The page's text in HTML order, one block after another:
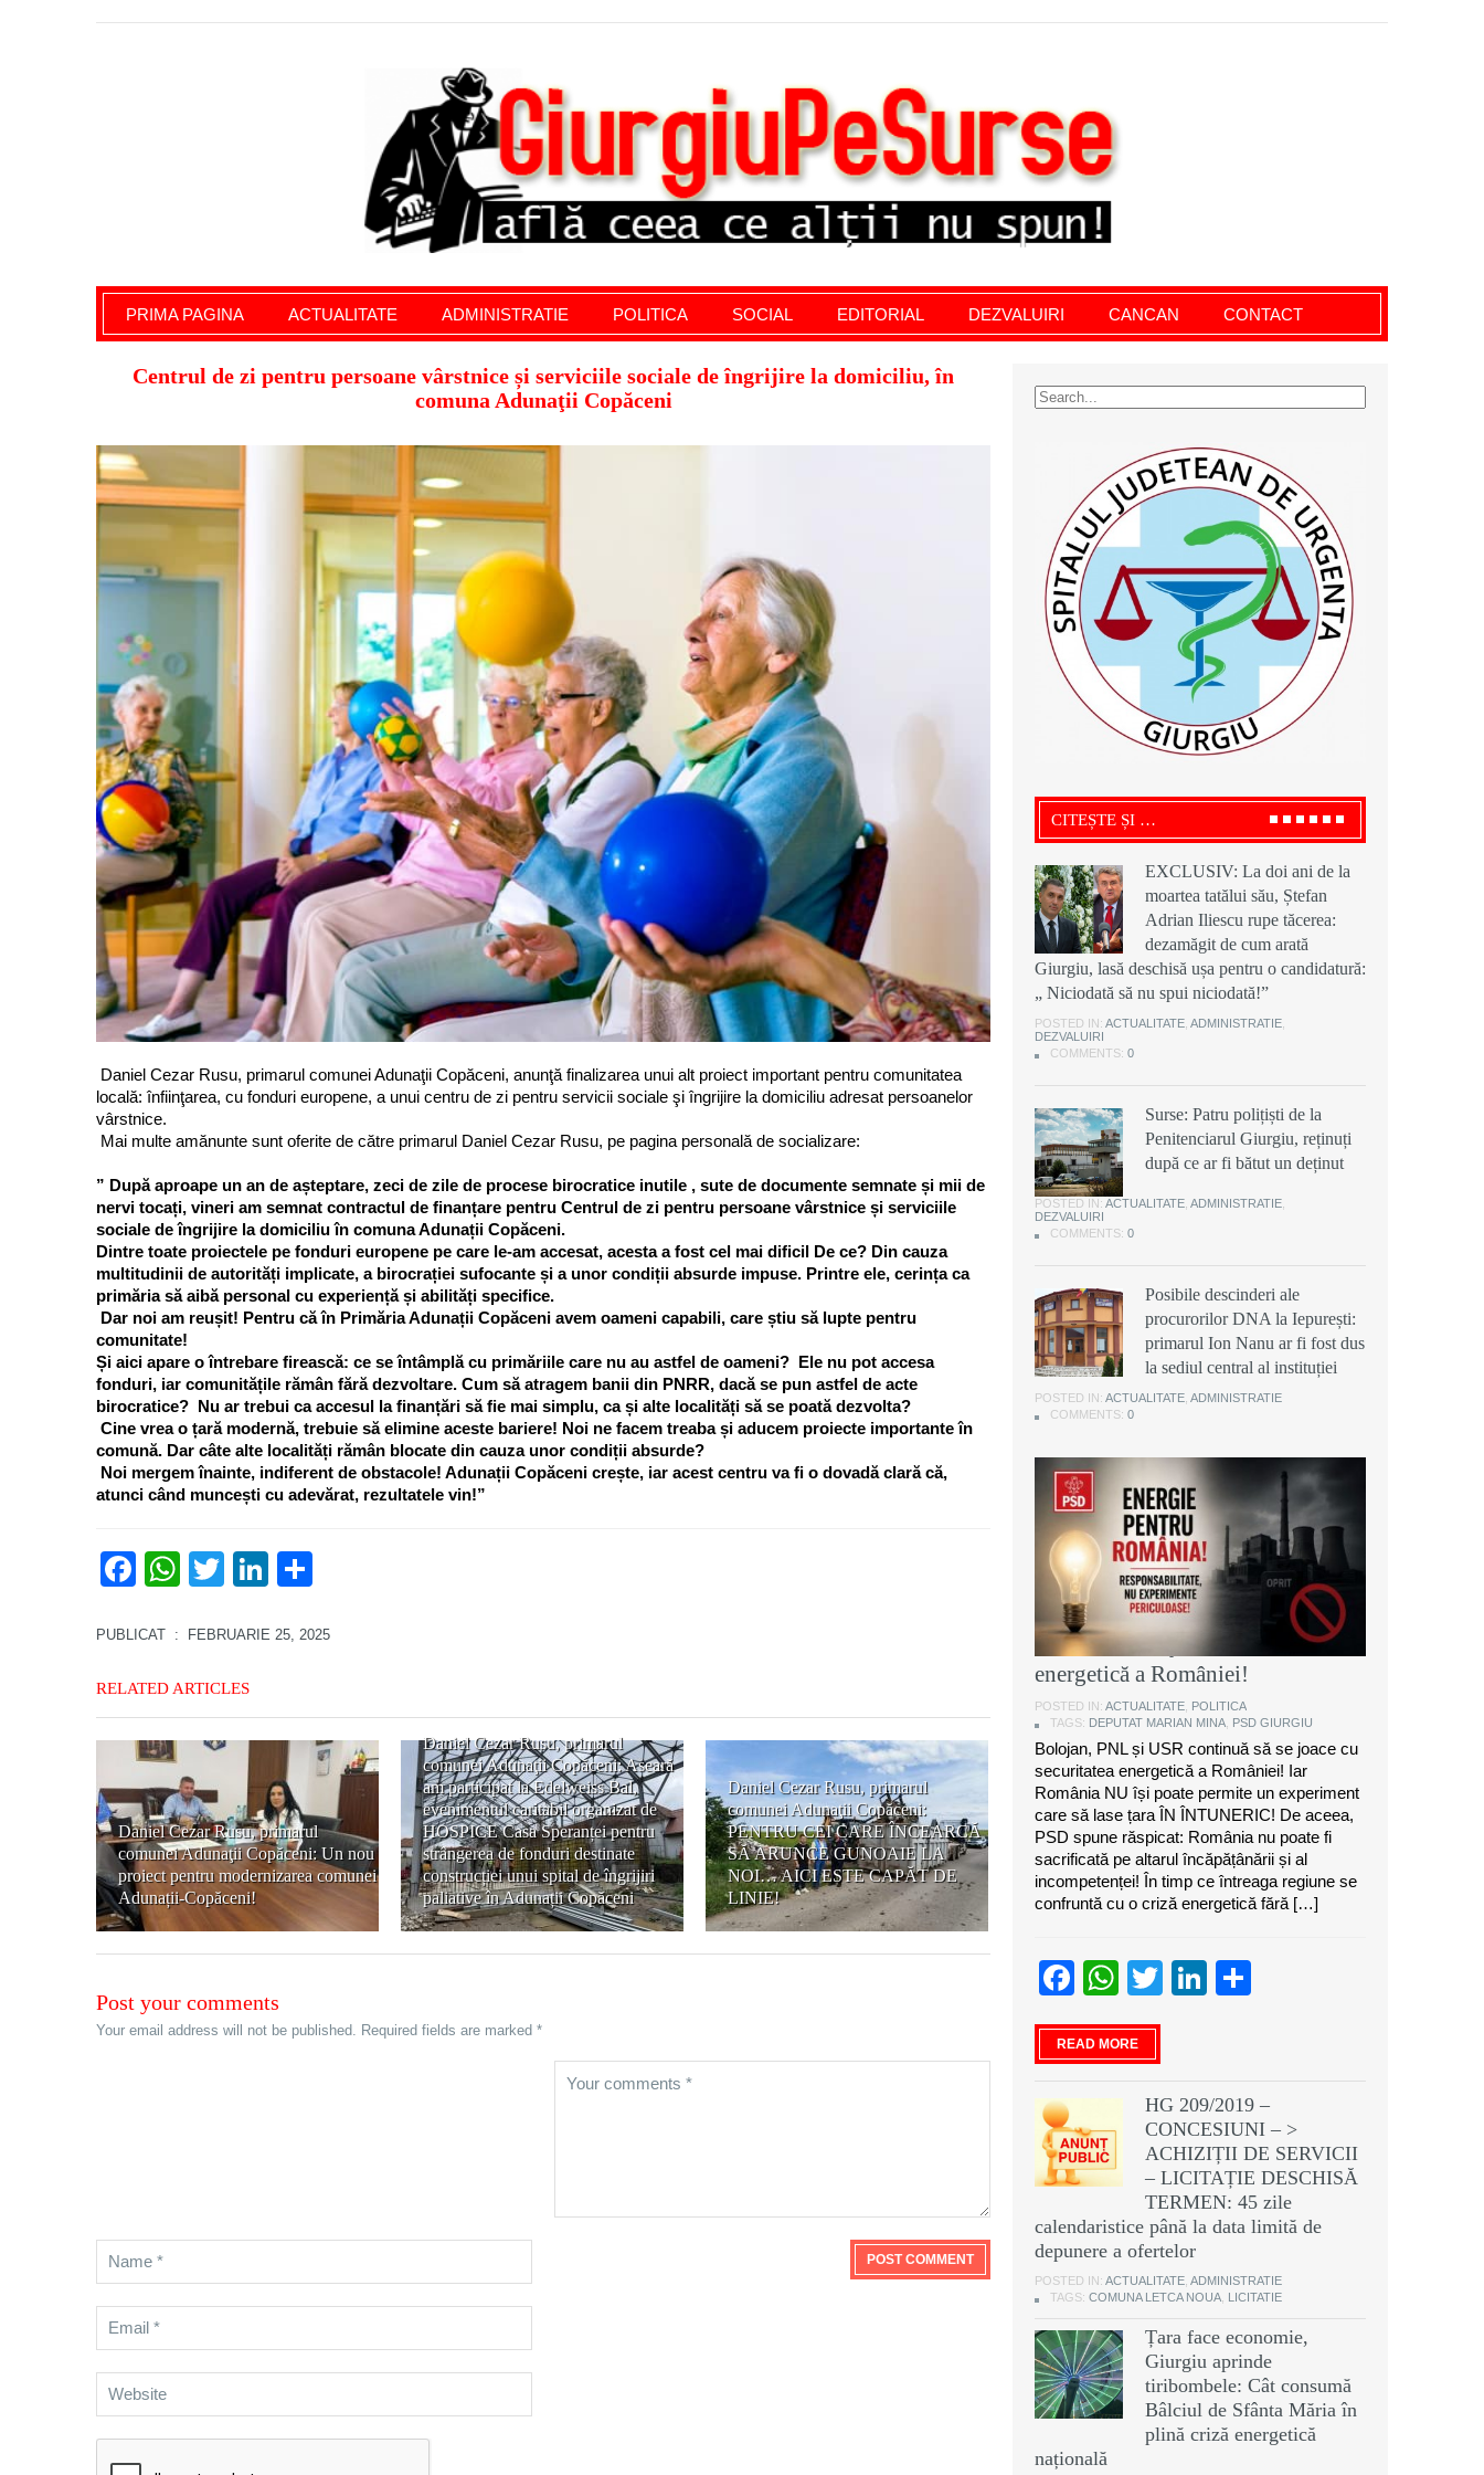
Giurgiu Pe Surse – actualitate giurgiu, administratie giurgiu, stiri politice, social economic, editoriale giurgiu, dezvaluiri, soc, cancan, stiri locale
PRIMA PAGINA ACTUALITATE ADMINISTRATIE POLITICA SOCIAL EDITORIAL DEZVALUIRI CANCAN CONTACT
Centrul de zi pentru persoane vârstnice și serviciile sociale de îngrijire la domiciliu, în
comuna Adunaţii Copăceni
Daniel Cezar Rusu, primarul comunei Adunaţii Copăceni, anunţă finalizarea unui alt proiect important pentru comunitatea
locală: înfiinţarea, cu fonduri europene, a unui centru de zi pentru servicii sociale şi îngrijire la domiciliu adresat persoanelor
vârstnice.
Mai multe amănunte sunt oferite de către primarul Daniel Cezar Rusu, pe pagina personală de socializare:
” După aproape un an de așteptare, zeci de zile de procese birocratice inutile , sute de documente semnate și mii de
nervi tocați, vineri am semnat contractul de finanțare pentru Centrul de zi pentru persoane vârstnice și serviciile
sociale de îngrijire la domiciliu în comuna Adunații Copăceni.
Dintre toate proiectele pe fonduri europene pe care le-am accesat, acesta a fost cel mai dificil De ce? Din cauza
multitudinii de autorități implicate, a birocrației sufocante și a unor condiții absurde impuse. Printre ele, cerința ca
primăria să aibă personal cu experiență și abilități specifice.
Dar noi am reușit! Pentru că în Primăria Adunații Copăceni avem oameni capabili, care știu să lupte pentru
comunitate!
Și aici apare o întrebare firească: ce se întâmplă cu primăriile care nu au astfel de oameni? Ele nu pot accesa
fonduri, iar comunitățile rămân fără dezvoltare. Cum să atragem banii din PNRR, dacă se pun astfel de acte
birocratice? Nu ar trebui ca accesul la finanțări să fie mai simplu, ca și alte localități să se poată dezvolta?
Cine vrea o țară modernă, trebuie să elimine aceste bariere! Noi ne facem treaba și aducem proiecte importante în
comună. Dar câte alte localități rămân blocate din cauza unor condiții absurde?
Noi mergem înainte, indiferent de obstacole! Adunații Copăceni crește, iar acest centru va fi o dovadă clară că,
atunci când muncești cu adevărat, rezultatele vin!”
Facebook
WhatsApp
TwitterLinkedIn
PUBLICAT : FEBRUARIE 25, 2025
RELATED ARTICLES
Daniel Cezar Rusu, primarul
comunei Adunaţii Copăceni: Un nou
proiect pentru modernizarea comunei
Adunații-Copăceni!
Daniel Cezar Rusu, primarul
comunei Adunaţii Copăceni: Aseară
am participat la Edelweiss Bal,
evenimentul caritabil organizat de
HOSPICE Casa Speranței pentru
strângerea de fonduri destinate
construcției unui spital de îngrijiri
paliative în Adunații Copăceni
Daniel Cezar Rusu, primarul
comunei Adunaţii Copăceni:
PENTRU CEI CARE ÎNCEARCĂ
SĂ ARUNCE GUNOAIE LA
NOI… AICI ESTE CAPĂT DE
LINIE!
Post your comments
Your email address will not be published. Required fields are marked *
CITEȘTE ȘI …
EXCLUSIV: La doi ani de la
moartea tatălui său, Ștefan
Adrian Iliescu rupe tăcerea:
dezamăgit de cum arată
Giurgiu, lasă deschisă ușa pentru o candidatură:
„ Niciodată să nu spui niciodată!”
POSTED IN: ACTUALITATE ADMINISTRATIE
DEZVALUIRI
COMMENTS: 0
Surse: Patru polițiști de la
Penitenciarul Giurgiu, reținuți
după ce ar fi bătut un deținut
POSTED IN: ACTUALITATE ADMINISTRATIE
DEZVALUIRI
COMMENTS: 0
Posibile descinderi ale
procurorilor DNA la Iepurești:
primarul Ion Nanu ar fi fost dus
la sediul central al instituției
POSTED IN: ACTUALITATE ADMINISTRATIE
COMMENTS: 0
Marian Mina, deputat PSD de
Giurgiu: Bolojan, PNL și USR
continuă să se joace cu securitatea
energetică a României!
POSTED IN: ACTUALITATE POLITICA
TAGS: DEPUTAT MARIAN MINA PSD GIURGIU
Bolojan, PNL și USR continuă să se joace cu
securitatea energetică a României! Iar
România NU își poate permite un experiment
care să lase țara ÎN ÎNTUNERIC! De aceea,
PSD spune răspicat: România nu poate fi
sacrificată pe altarul încăpățânării și al
incompetenței! În timp ce întreaga regiune se
confruntă cu o criză energetică fără […]
Facebook
WhatsApp
TwitterLinkedIn
READ MORE
HG 209/2019 –
CONCESIUNI – >
ACHIZIȚII DE SERVICII
– LICITAȚIE DESCHISĂ
TERMEN: 45 zile
calendaristice până la data limită de
depunere a ofertelor
POSTED IN: ACTUALITATE ADMINISTRATIE
TAGS: COMUNA LETCA NOUA LICITATIE
Țara face economie,
Giurgiu aprinde
tiribombele: Cât consumă
Bâlciul de Sfânta Măria în
plină criză energetică
națională